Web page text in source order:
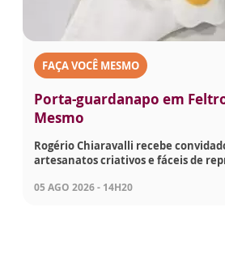
FAÇA VOCÊ MESMO
Porta-guardanapo em
Mesmo
Rogério Chiaravalli recebe
artesanatos criativos e fáceis de
05 AGO 2026 - 14H20